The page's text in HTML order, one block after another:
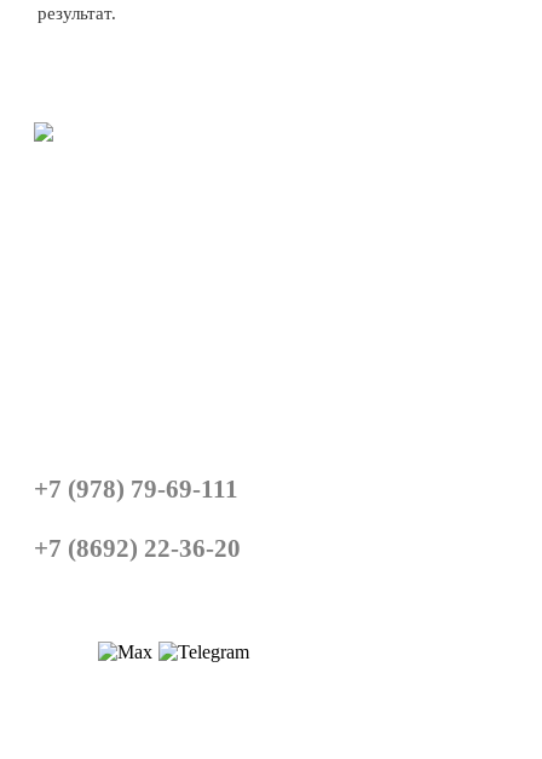
результат.
+7 (978) 79-69-111
+7 (8692) 22-36-20